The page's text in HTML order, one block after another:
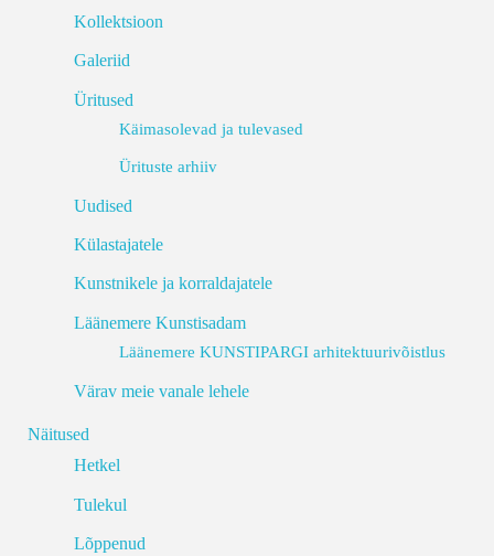
Kollektsioon
Galeriid
Üritused
Käimasolevad ja tulevased
Ürituste arhiiv
Uudised
Külastajatele
Kunstnikele ja korraldajatele
Läänemere Kunstisadam
Läänemere KUNSTIPARGI arhitektuurivõistlus
Värav meie vanale lehele
Näitused
Hetkel
Tulekul
Lõppenud